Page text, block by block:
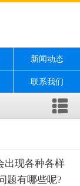
新闻动态
联系我们
出现各种各样
题有哪些呢?